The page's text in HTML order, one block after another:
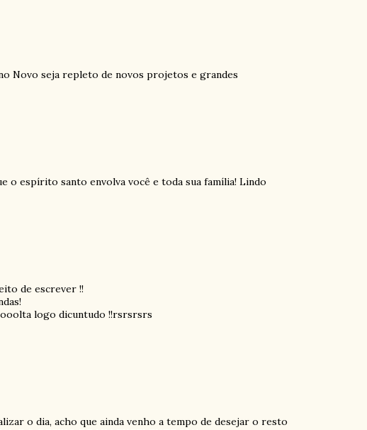
Novo seja repleto de novos projetos e grandes
o espírito santo envolva você e toda sua família! Lindo
de escrever !!
logo dicuntudo !!rsrsrsrs
o dia, acho que ainda venho a tempo de desejar o resto